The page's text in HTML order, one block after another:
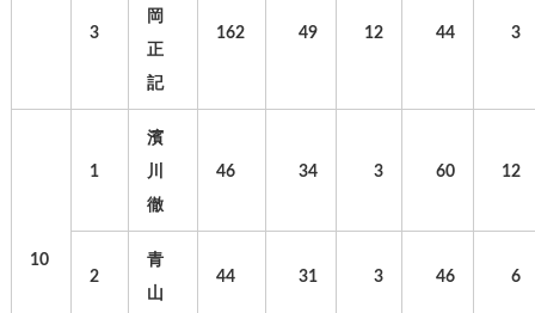
3
岡
正
記
162 49 12 44 3
10
1
濱
川
徹
46 34 3 60 12
2
青
山
44 31 3 46 6